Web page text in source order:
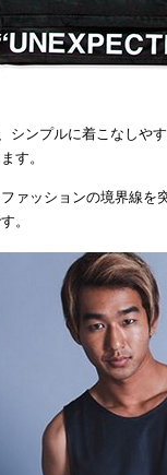
シンプルに着こなしや
す。
ァッションの境界線を
。